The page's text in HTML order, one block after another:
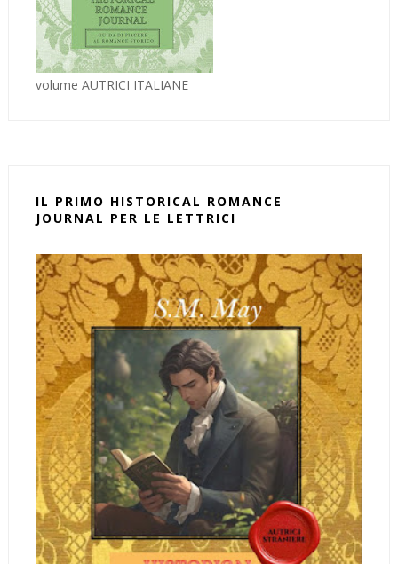
volume AUTRICI ITALIANE
IL PRIMO HISTORICAL ROMANCE
JOURNAL PER LE LETTRICI